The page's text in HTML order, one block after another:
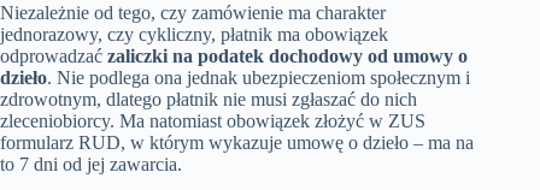
Niezależnie od tego, czy zamówienie ma charakter
jednorazowy, czy cykliczny, płatnik ma obowiązek
odprowadzać zaliczki na podatek dochodowy od umowy o
dzieło. Nie podlega ona jednak ubezpieczeniom społecznym i
zdrowotnym, dlatego płatnik nie musi zgłaszać do nich
zleceniobiorcy. Ma natomiast obowiązek złożyć w ZUS
formularz RUD, w którym wykazuje umowę o dzieło – ma na
to 7 dni od jej zawarcia.